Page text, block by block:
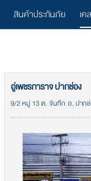
สินค้าประกันภัย เค
อู่เพชรการาจ ปากช่อง
9/2 หมู่ 13 ต. จันทึก อ. ปาก